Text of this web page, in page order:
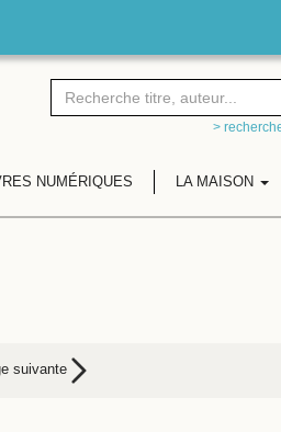
>
NUMÉRIQUES LA MAISON
suivante